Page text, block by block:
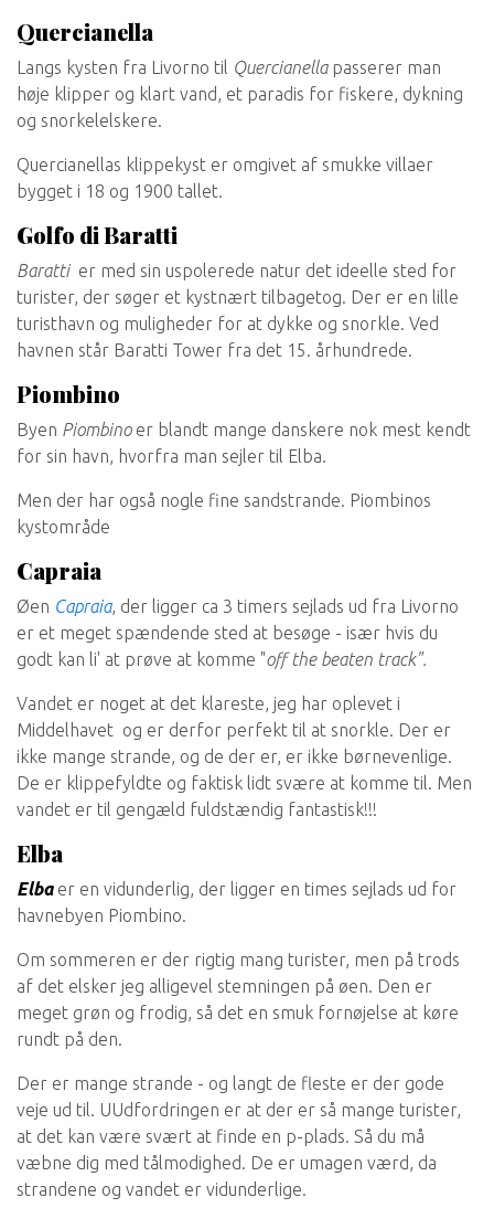
Quercianella
Langs kysten fra Livorno til Quercianellapasserer man
høje klipper og klart vand, et paradis for fiskere, dykning
og snorkelelskere.
Quercianellas klippekyst er omgivet af smukke villaer
bygget i 18 og 1900 tallet.
Golfo di Baratti
Barattier med sin uspolerede natur det ideelle sted for
turister, der søger et kystnært tilbagetog. Der er en lille
turisthavn og muligheder for at dykke og snorkle. Ved
havnen står Baratti Tower fra det 15. århundrede.
Piombino
Byen Piombinoer blandt mange danskere nok mest kendt
for sin havn, hvorfra man sejler til Elba.
Men der har også nogle fine sandstrande. Piombinos
kystområde
Capraia
Øen Capraia, der ligger ca 3 timers sejlads ud fra Livorno
er et meget spændende sted at besøge - især hvis du
godt kan li' at prøve at komme "off the beaten track".
Vandet er noget at det klareste, jeg har oplevet i
Middelhavet og er derfor perfekt til at snorkle. Der er
ikke mange strande, og de der er, er ikke børnevenlige.
De er klippefyldte og faktisk lidt svære at komme til. Men
vandet er til gengæld fuldstændig fantastisk!!!
Elba
Elbaer en vidunderlig, der ligger en times sejlads ud for
havnebyen Piombino.
Om sommeren er der rigtig mang turister, men på trods
af det elsker jeg alligevel stemningen på øen. Den er
meget grøn og frodig, så det en smuk fornøjelse at køre
rundt på den.
Der er mange strande - og langt de fleste er der gode
veje ud til. UUdfordringen er at der er så mange turister,
at det kan være svært at finde en p-plads. Så du må
væbne dig med tålmodighed. De er umagen værd, da
strandene og vandet er vidunderlige.